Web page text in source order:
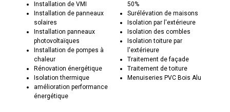
Installation de VMI
Installation de panneaux
solaires
Installation panneaux
photovoltaïques
Installation de pompes à
chaleur
Rénovation énergétique
Isolation thermique
amélioration performance
énergétique
50%
Surélévation de maisons
Isolation par l'extérieure
Isolation des combles
Isolation toiture par
l'extérieure
Traitement de façade
Traitement de toiture
Menuiseries PVC Bois Alu